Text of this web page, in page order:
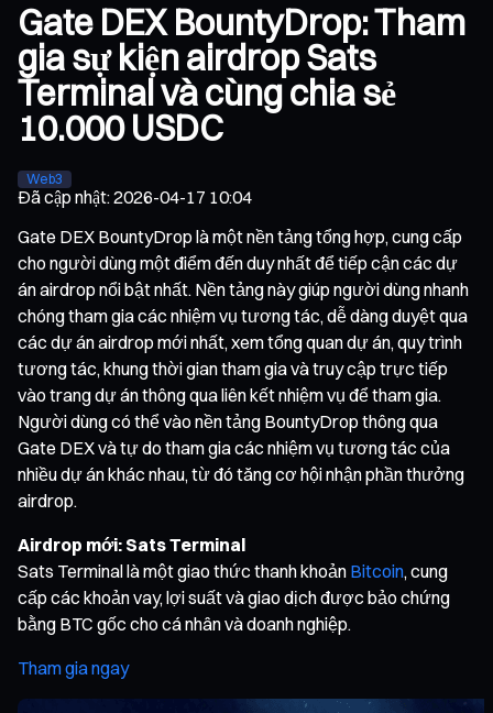
Gate DEX BountyDrop: Tham
gia sự kiện airdrop Sats
Terminal và cùng chia sẻ
10.000 USDC
Web3
Đã cập nhật:2026-04-17 10:04
Gate DEX BountyDrop là một nền tảng tổng hợp, cung cấp
cho người dùng một điểm đến duy nhất để tiếp cận các dự
án airdrop nổi bật nhất. Nền tảng này giúp người dùng nhanh
chóng tham gia các nhiệm vụ tương tác, dễ dàng duyệt qua
các dự án airdrop mới nhất, xem tổng quan dự án, quy trình
tương tác, khung thời gian tham gia và truy cập trực tiếp
vào trang dự án thông qua liên kết nhiệm vụ để tham gia.
Người dùng có thể vào nền tảng BountyDrop thông qua
Gate DEX và tự do tham gia các nhiệm vụ tương tác của
nhiều dự án khác nhau, từ đó tăng cơ hội nhận phần thưởng
airdrop.
Airdrop mới: Sats Terminal
Sats Terminal là một giao thức thanh khoản Bitcoin, cung
cấp các khoản vay, lợi suất và giao dịch được bảo chứng
bằng BTC gốc cho cá nhân và doanh nghiệp.
Tham gia ngay